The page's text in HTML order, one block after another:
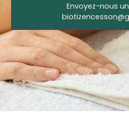
Envoyez-nous